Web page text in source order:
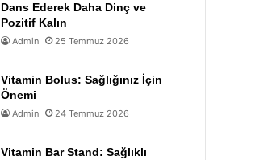
Dans Ederek Daha Dinç ve
Pozitif Kalın
Admin 25 Temmuz 2026
Vitamin Bolus: Sağlığınız İçin
Önemi
Admin 24 Temmuz 2026
Vitamin Bar Stand: Sağlıklı